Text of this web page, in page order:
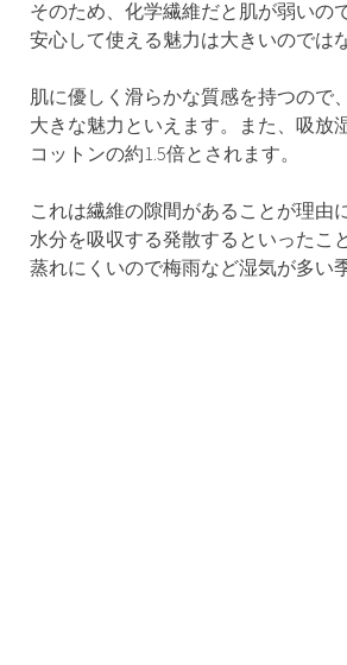
そのため、化学繊維だと肌が弱いの
安心して使える魅力は大きいのでは
肌に優しく滑らかな質感を持つので
大きな魅力といえます。また、吸放
コットンの約1.5倍とされます。
これは繊維の隙間があることが理由
水分を吸収する発散するといったこ
蒸れにくいので梅雨など湿気が多い